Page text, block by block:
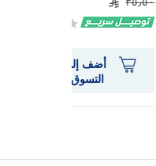
Rating:
أضف إلى عربة
التسوق